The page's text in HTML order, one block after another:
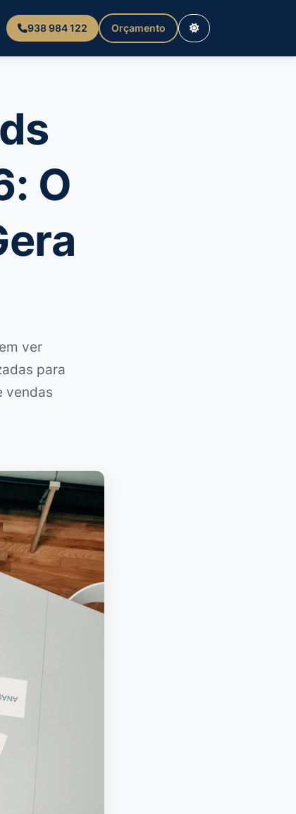
938 984 122 Orçamento
O
ver
para
vendas